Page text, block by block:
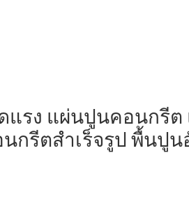
แรง แผ่นปูนคอนกรี
รีตสำเร็จรูป พื้นปูน